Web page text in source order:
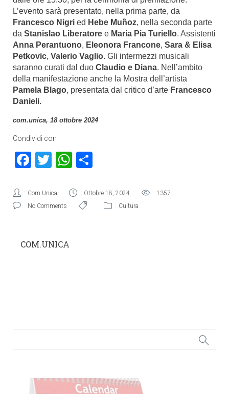
L’evento sarà presentato, nella prima parte, da
Francesco Nigri ed Hebe Muñoz, nella seconda parte
da Stanislao Liberatore e Maria Pia Turiello. Assistenti
Anna Perantuono, Eleonora Francone, Sara & Elisa
Petkovic, Valerio Vaglio. Gli intermezzi musicali
saranno curati dal duo Claudio e Diana. Nell’ambito
della manifestazione anche la Mostra dell’artista
Pamela Blago, presentata dal critico d’arte Francesco
Danieli.
com.unica, 18 ottobre 2024
Condividi con
Facebook
TwitterWhatsApp
Com.Unica Ottobre 18, 2024
1357
No Comments
Cultura
COM.UNICA